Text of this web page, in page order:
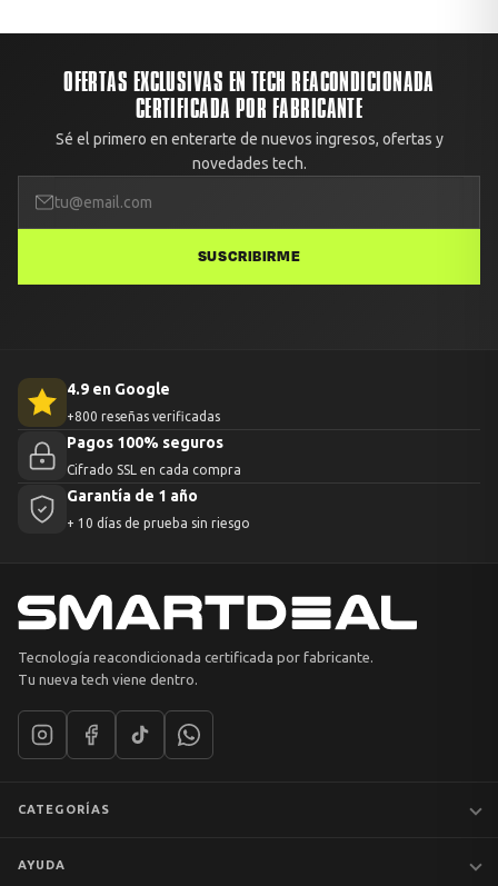
OFERTAS EXCLUSIVAS EN TECH REACONDICIONADA
CERTIFICADA POR FABRICANTE
Sé el primero en enterarte de nuevos ingresos, ofertas y
novedades tech.
SUSCRIBIRME
4.9 en Google
+800 reseñas verificadas
Pagos 100% seguros
Cifrado SSL en cada compra
Garantía de 1 año
+ 10 días de prueba sin riesgo
Tecnología reacondicionada certificada por fabricante.
Tu nueva tech viene dentro.
CATEGORÍAS
AYUDA